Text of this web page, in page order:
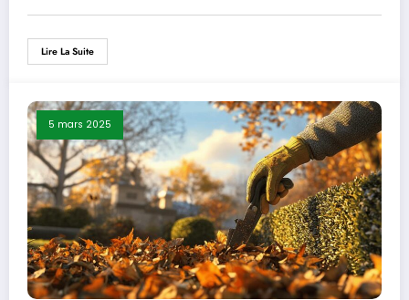
Lire La Suite
5 mars 2025